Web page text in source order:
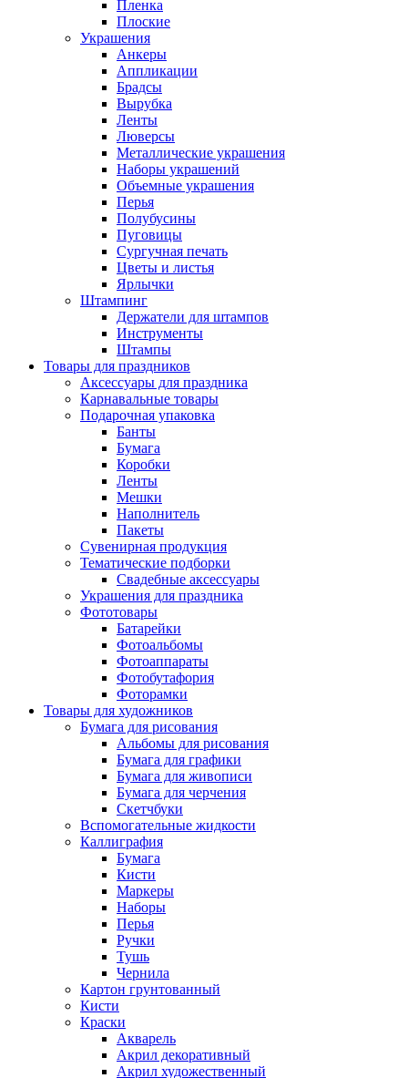
Пленка
Плоские
Украшения
Анкеры
Аппликации
Брадсы
Вырубка
Ленты
Люверсы
Металлические украшения
Наборы украшений
Объемные украшения
Перья
Полубусины
Пуговицы
Сургучная печать
Цветы и листья
Ярлычки
Штампинг
Держатели для штампов
Инструменты
Штампы
Товары для праздников
Аксессуары для праздника
Карнавальные товары
Подарочная упаковка
Банты
Бумага
Коробки
Ленты
Мешки
Наполнитель
Пакеты
Сувенирная продукция
Тематические подборки
Свадебные аксессуары
Украшения для праздника
Фототовары
Батарейки
Фотоальбомы
Фотоаппараты
Фотобутафория
Фоторамки
Товары для художников
Бумага для рисования
Альбомы для рисования
Бумага для графики
Бумага для живописи
Бумага для черчения
Скетчбуки
Вспомогательные жидкости
Каллиграфия
Бумага
Кисти
Маркеры
Наборы
Перья
Ручки
Тушь
Чернила
Картон грунтованный
Кисти
Краски
Акварель
Акрил декоративный
Акрил художественный